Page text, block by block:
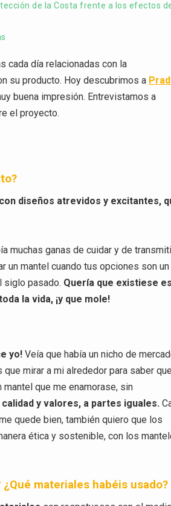
de la Costa frente a los efectos
cada día relacionadas con la
su producto. Hoy descubrimos a
buena impresión. Entrevistamos a
el proyecto.
diseños atrevidos y excitantes,
muchas ganas de cuidar y de
un mantel cuando tus opciones son un
siglo pasado. Quería que existiese
la vida, ¡y que mole!
yo! Veía que había un nicho de
mirar a mi alrededor para saber que
que me enamorase, sin
y valores, a partes iguales.
quede bien, también quiero que los
ética y sostenible, con los
materiales habéis usado?